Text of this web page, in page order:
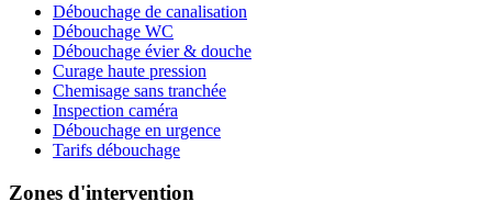
Débouchage de canalisation
Débouchage WC
Débouchage évier & douche
Curage haute pression
Chemisage sans tranchée
Inspection caméra
Débouchage en urgence
Tarifs débouchage
Zones d'intervention